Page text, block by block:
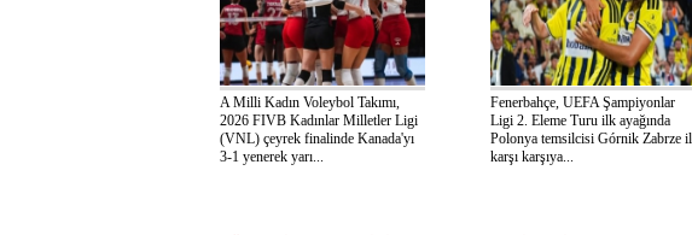
A Milli Kadın Voleybol Takımı,
2026 FIVB Kadınlar Milletler Ligi
(VNL) çeyrek finalinde Kanada'yı
3-1 yenerek yarı...
Fenerbahçe, UEFA Şampiyonlar
Ligi 2. Eleme Turu ilk ayağında
Polonya temsilcisi Górnik Zabrze
karşı karşıya...